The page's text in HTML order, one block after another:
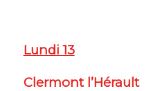
Lundi 13
Clermont